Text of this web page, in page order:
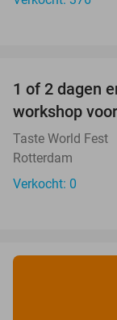
TODAY
1 of 2 dagen
workshop
Taste World Fest
Rotterdam
Verkocht: 0